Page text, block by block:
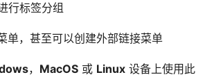
行标签分组
单，甚至可以创建外部链接菜单
， MacOS 或 Linux 设备上使用此